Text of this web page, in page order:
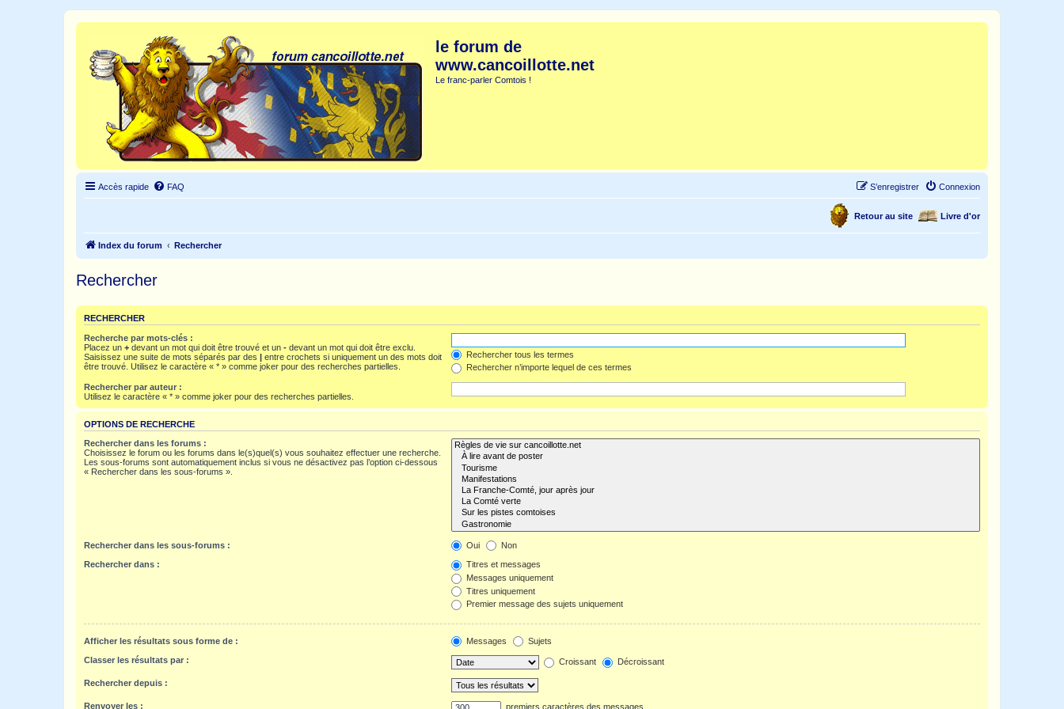
le forum de
www.cancoillotte.net
Le franc-parler Comtois !
Accès rapide FAQ Connexion
S’enregistrer
Livre d'or
Retour au site
Index du forum Rechercher
Rechercher
RECHERCHER
Recherche par mots-clés :
Placez un + devant un mot qui doit être trouvé et un - devant un mot qui doit être exclu.
Saisissez une suite de mots séparés par des | entre crochets si uniquement un des mots doit
être trouvé. Utilisez le caractère « * » comme joker pour des recherches partielles.
Rechercher tous les termes
Rechercher n’importe lequel de ces termes
Rechercher par auteur :
Utilisez le caractère « * » comme joker pour des recherches partielles.
OPTIONS DE RECHERCHE
Rechercher dans les forums :
Choisissez le forum ou les forums dans le(s)quel(s) vous souhaitez effectuer une recherche.
Les sous-forums sont automatiquement inclus si vous ne désactivez pas l’option ci-dessous
« Rechercher dans les sous-forums ».
Rechercher dans les sous-forums : Oui Non
Rechercher dans :
Titres et messages
Messages uniquement
Titres uniquement
Premier message des sujets uniquement
Afficher les résultats sous forme de : Messages Sujets
Classer les résultats par : Croissant Décroissant
Rechercher depuis :
Renvoyer les : premiers caractères des messages